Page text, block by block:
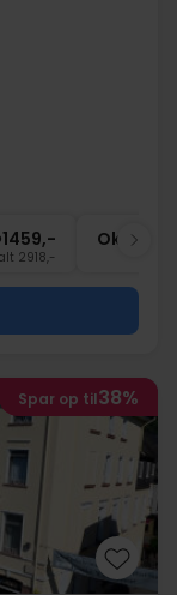
1459,-
2918,-
Okt
Spar op til38%